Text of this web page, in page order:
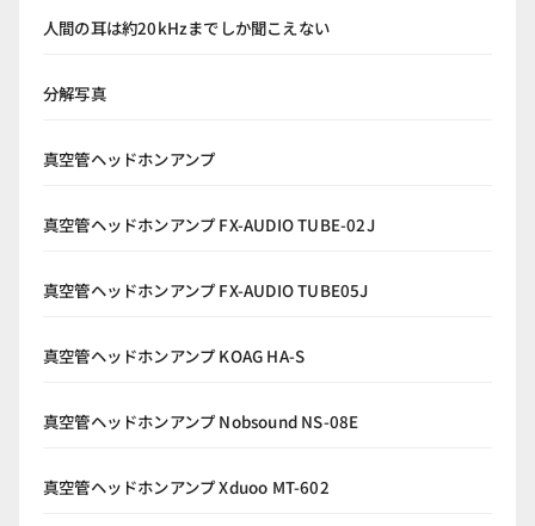
人間の耳は約20kHzまでしか聞こえない
分解写真
真空管ヘッドホンアンプ
真空管ヘッドホンアンプ FX-AUDIO TUBE-02J
真空管ヘッドホンアンプ FX-AUDIO TUBE05J
真空管ヘッドホンアンプ KOAG HA-S
真空管ヘッドホンアンプ Nobsound NS-08E
真空管ヘッドホンアンプ Xduoo MT-602